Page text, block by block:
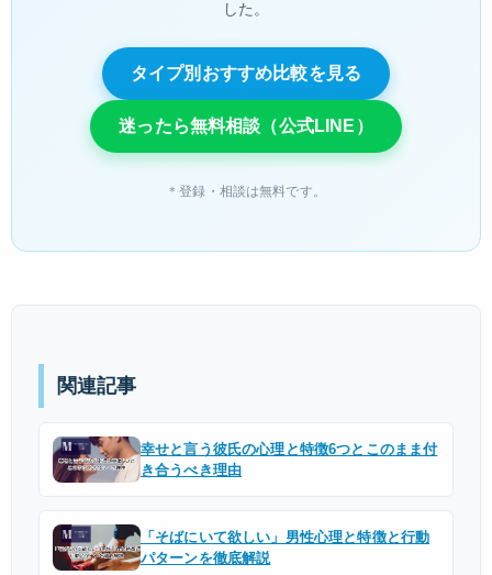
した。
タイプ別おすすめ比較を見る
迷ったら無料相談（公式LINE）
＊登録・相談は無料です。
関連記事
幸せと言う彼氏の心理と特徴6つとこのまま付
き合うべき理由
「そばにいて欲しい」男性心理と特徴と行動
パターンを徹底解説